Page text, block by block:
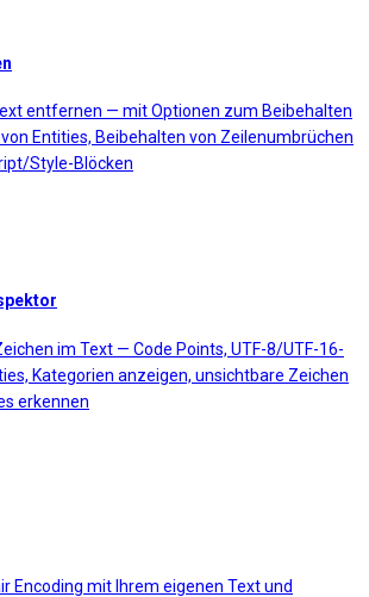
entfernen — mit Optionen zum Beibehalten
Entities, Beibehalten von Zeilenumbrüchen
Style-Blöcken
im Text — Code Points, UTF-8/UTF-16-
Kategorien anzeigen, unsichtbare Zeichen
erkennen
Encoding mit Ihrem eigenen Text und